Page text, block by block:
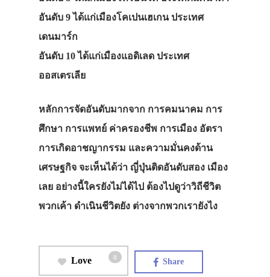
อันดับ 9 ได้แก่เมืองโคเปนเฮเกน ประเทศ
เดนมาร์ก
อันดับ 10 ได้แก่เมืองแอดิเลด ประเทศ
ออสเตรเลีย
หลักการจัดอันดับมากจาก การคมนาคม การ
ศึกษา การแพทย์ ค่าครองชีพ การเมือง อัตรา
การเกิดอาชญากรรม และความมั่นคงด้าน
เศรษฐกิจ จะเห็นได้ว่า ญี่ปุ่นติดอันดับสอง เมือง
เลย อย่างนี้ใครยังไม่ได้ไป ต้องไปดูว่าวิถีชีวิต
พวกเค้า ดำเนินชีวิตยัง ต่างจากพวกเรายังไง
Love 0 Share